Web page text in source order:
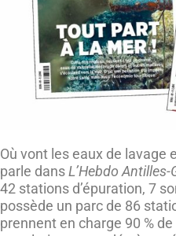
Où vont les eaux de lavage
parle dansL’Hebdo Antilles-
42 stations d’épuration, 7
possède un parc de 86
prennent en charge 90 %